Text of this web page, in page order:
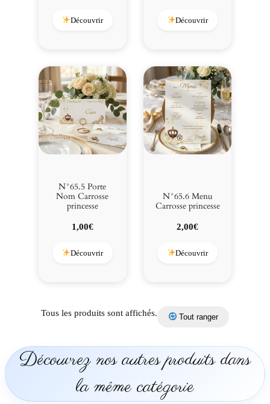
Découvrir Découvrir
N°65.5 Porte
Nom Carrosse
princesse
1,00€
Découvrir
N°65.6 Menu
Carrosse princesse
2,00€
Découvrir
Tous les produits sont affichés. Tout ranger
Découvrez nos autres produits dans
la même catégorie